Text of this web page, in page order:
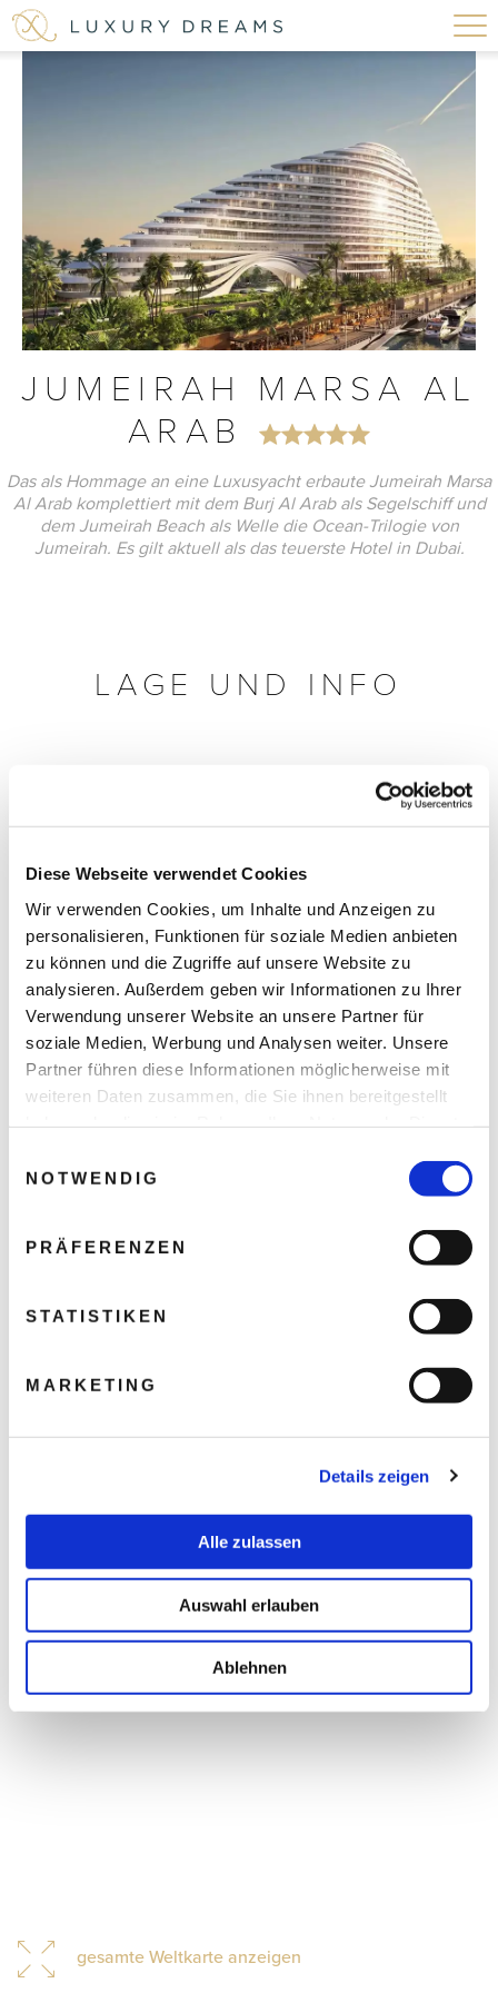
Diese Webseite verwendet Cookies
Wir verwenden Cookies, um Inhalte und Anzeigen zu
personalisieren, Funktionen für soziale Medien anbieten
zu können und die Zugriffe auf unsere Website zu
analysieren. Außerdem geben wir Informationen zu Ihrer
Verwendung unserer Website an unsere Partner für
soziale Medien, Werbung und Analysen weiter. Unsere
Partner führen diese Informationen möglicherweise mit
weiteren Daten zusammen, die Sie ihnen bereitgestellt
NOTWENDIG
PRÄFERENZEN
STATISTIKEN
MARKETING
Details zeigen
Alle zulassen
Auswahl erlauben
Ablehnen
JUMEIRAH MARSA AL
ARAB
Das als Hommage an eine Luxusyacht erbaute Jumeirah Marsa
Al Arab komplettiert mit dem Burj Al Arab als Segelschiff und
dem Jumeirah Beach als Welle die Ocean-Trilogie von
Jumeirah. Es gilt aktuell als das teuerste Hotel in Dubai.
LAGE UND INFO
gesamte Weltkarte anzeigen